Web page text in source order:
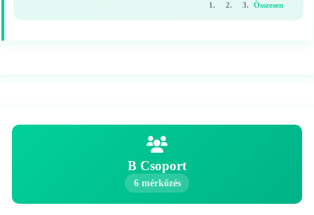
1. 2. 3. Összesen
B Csoport
6 mérkőzés